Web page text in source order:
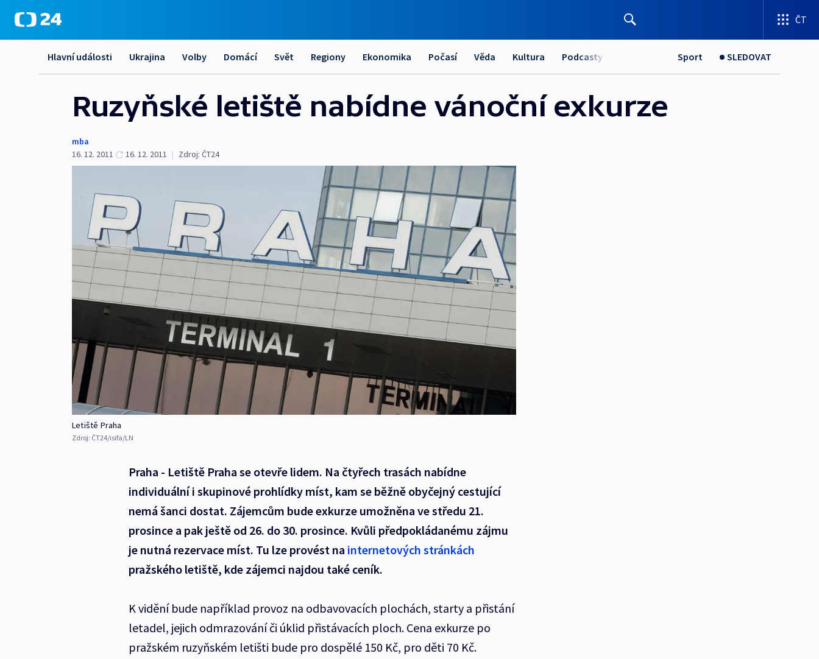
ČT
Hlavní události Ukrajina Volby Domácí Svět Regiony Ekonomika Počasí Věda Kultura Podcasty Sport SLEDOVAT
Ruzyňské letiště nabídne vánoční exkurze
mba
16. 12. 2011
16. 12. 2011 | Zdroj: ČT24
Letiště Praha
Zdroj: ČT24/isifa/LN
Praha - Letiště Praha se otevře lidem. Na čtyřech trasách nabídne
individuální i skupinové prohlídky míst, kam se běžně obyčejný cestující
nemá šanci dostat. Zájemcům bude exkurze umožněna ve středu 21.
prosince a pak ještě od 26. do 30. prosince. Kvůli předpokládanému zájmu
je nutná rezervace míst. Tu lze provést na internetových stránkách
pražského letiště, kde zájemci najdou také ceník.
K vidění bude například provoz na odbavovacích plochách, starty a přistání
letadel, jejich odmrazování či úklid přistávacích ploch. Cena exkurze po
pražském ruzyňském letišti bude pro dospělé 150 Kč, pro děti 70 Kč.